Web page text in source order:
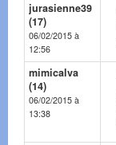
jurasienne39
(17)
06/02/2015 à
12:56
mimicalva
(14)
06/02/2015 à
13:38